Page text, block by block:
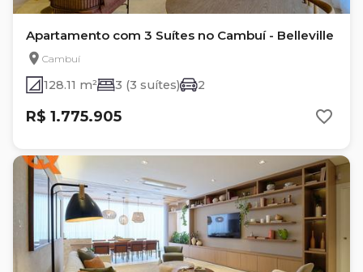
Apartamento com 3 Suítes no Cambuí - Belleville
Cambuí
128.11 m² 3 (3 suítes) 2
R$ 1.775.905